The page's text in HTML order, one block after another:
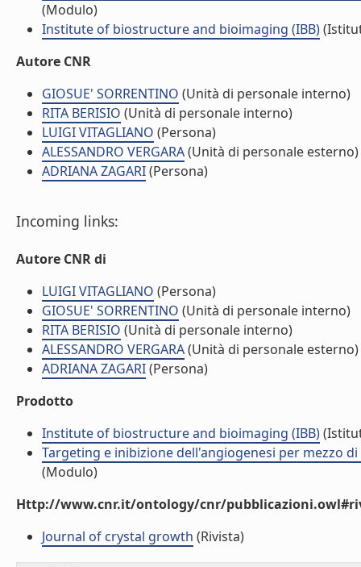
(Modulo)
Institute of biostructure and bioimaging (IBB)
Autore CNR
GIOSUE' SORRENTINO (Unità di personale interno)
RITA BERISIO (Unità di personale interno)
LUIGI VITAGLIANO (Persona)
ALESSANDRO VERGARA(Unità di personale esterno)
ADRIANA ZAGARI(Persona)
Incoming links:
Autore CNR di
LUIGI VITAGLIANO (Persona)
GIOSUE' SORRENTINO (Unità di personale interno)
RITA BERISIO (Unità di personale interno)
ALESSANDRO VERGARA(Unità di personale esterno)
ADRIANA ZAGARI(Persona)
Prodotto
Institute of biostructure and bioimaging (IBB)
Targeting e inibizione dell'angiogenesi per mezzo di
(Modulo)
Http://www.cnr.it/ontology/cnr/
Journal of crystal growth (Rivista)